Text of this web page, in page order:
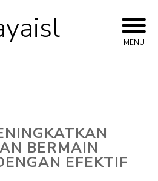
Skip
to
MENU
BERMAIN
EFEKTIF